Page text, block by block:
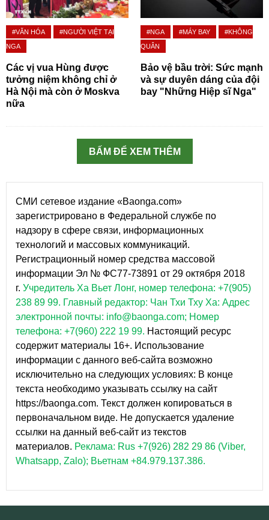
#VĂN HÓA
#NGƯỜI VIỆT TẠI
NGA
Các vị vua Hùng được
tưởng niệm không chỉ ở
Hà Nội mà còn ở Moskva
nữa
#NGA #MÁY BAY
#KHÔNG
QUÂN
Bảo vệ bầu trời: Sức mạnh
và sự duyên dáng của đội
bay "Những Hiệp sĩ Nga"
BẤM ĐỂ XEM THÊM
СМИ сетевое издание «Baonga.com»
зарегистрировано в Федеральной службе по
надзору в сфере связи, информационных
технологий и массовых коммуникаций.
Регистрационный номер средства массовой
информации Эл № ФС77-73891 от 29 октября 2018
г. Учредитель Ха Вьет Лонг, номер телефона: +7(905)
238 89 99. Главный редактор: Чан Тхи Тху Ха: Адрес
электронной почты: info@baonga.com; Номер
телефона: +7(960) 222 19 99. Настоящий ресурс
содержит материалы 16+. Использование
информации с данного веб-сайта возможно
исключительно на следующих условиях: В конце
текста необходимо указывать ссылку на сайт
https://baonga.com. Текст должен копироваться в
первоначальном виде. Не допускается удаление
ссылки на данный веб-сайт из текстов
материалов. Реклама: Rus +7(926) 282 29 86 (Viber,
Whatsapp, Zalo); Вьетнам +84.979.137.386.